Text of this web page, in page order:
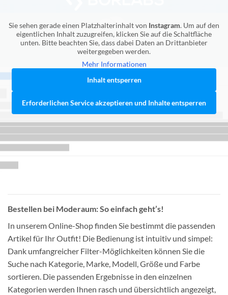
Sie sehen gerade einen Platzhalterinhalt von Instagram. Um auf den
eigentlichen Inhalt zuzugreifen, klicken Sie auf die Schaltfläche
unten. Bitte beachten Sie, dass dabei Daten an Drittanbieter
weitergegeben werden.
Mehr Informationen
Inhalt entsperren
Erforderlichen Service akzeptieren und Inhalte entsperren
Bestellen bei Moderaum: So einfach geht’s!
In unserem Online-Shop finden Sie bestimmt die passenden
Artikel für Ihr Outfit! Die Bedienung ist intuitiv und simpel:
Dank umfangreicher Filter-Möglichkeiten können Sie die
Suche nach Kategorie, Marke, Modell, Größe und Farbe
sortieren. Die passenden Ergebnisse in den einzelnen
Kategorien werden Ihnen rasch und übersichtlich angezeigt,